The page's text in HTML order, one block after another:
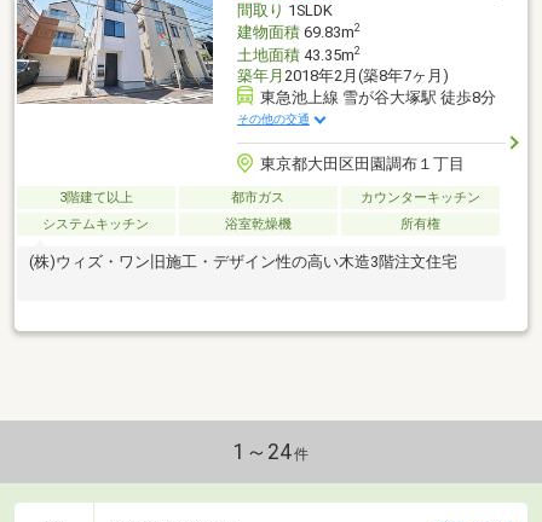
間取り 1SLDK
建物面積69.83m2
土地面積43.35m2
築年月 2018年2月(築8年7ヶ月)
東急池上線 雪が谷大塚駅 徒歩8分
その他の交通
東京都大田区田園調布１丁目
3階建て以上 都市ガス
カウンターキッチン
システムキッチン
浴室乾燥機 所有権
(株)ウィズ・ワン旧施工・デザイン性の高い木造3階注文住宅
1～24件